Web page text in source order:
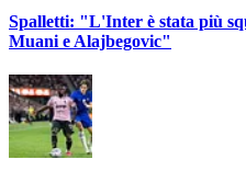
Spalletti: "L'Inter è stata più
Muani e Alajbegovic"